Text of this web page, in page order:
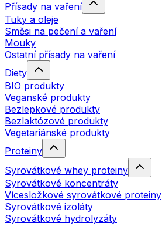
Přísady na vaření
Tuky a oleje
Směsi na pečení a vaření
Mouky
Ostatní přísady na vaření
Diety
BIO produkty
Veganské produkty
Bezlepkové produkty
Bezlaktózové produkty
Vegetariánské produkty
Proteiny
Syrovátkové whey proteiny
Syrovátkové koncentráty
Vícesložkové syrovátkové proteiny
Syrovátkové izoláty
Syrovátkové hydrolyzáty